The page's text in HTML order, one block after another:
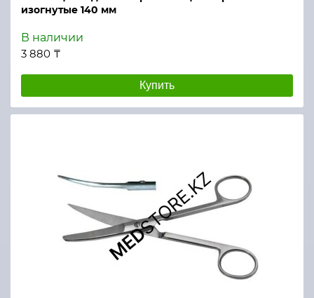
изогнутые 140 мм
В наличии
3 880 ₸
Купить